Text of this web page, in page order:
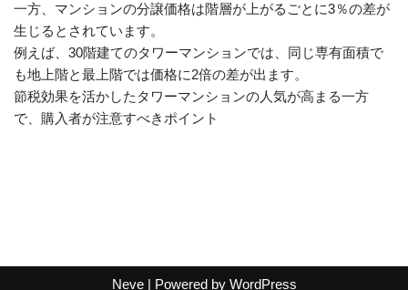
一方、マンションの分譲価格は階層が上がるごとに3％の差が
生じるとされています。
例えば、30階建てのタワーマンションでは、同じ専有面積で
も地上階と最上階では価格に2倍の差が出ます。
節税効果を活かしたタワーマンションの人気が高まる一方
で、購入者が注意すべきポイント
Neve| Powered by WordPress